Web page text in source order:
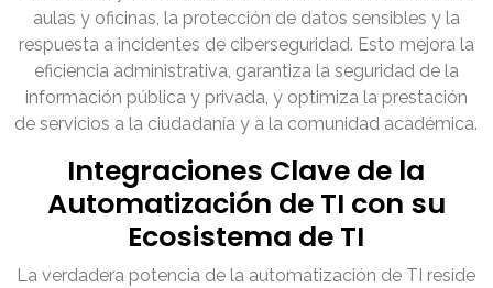
aulas y oficinas, la protección de datos sensibles y la
respuesta a incidentes de ciberseguridad. Esto mejora la
eficiencia administrativa, garantiza la seguridad de la
información pública y privada, y optimiza la prestación
de servicios a la ciudadanía y a la comunidad académica.
Integraciones Clave de la
Automatización de TI con su
Ecosistema de TI
La verdadera potencia de la automatización de TI reside